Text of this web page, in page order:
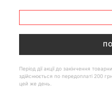
Період дії акції до закінчення
здійснюється по передоплаті 200
цей же день.